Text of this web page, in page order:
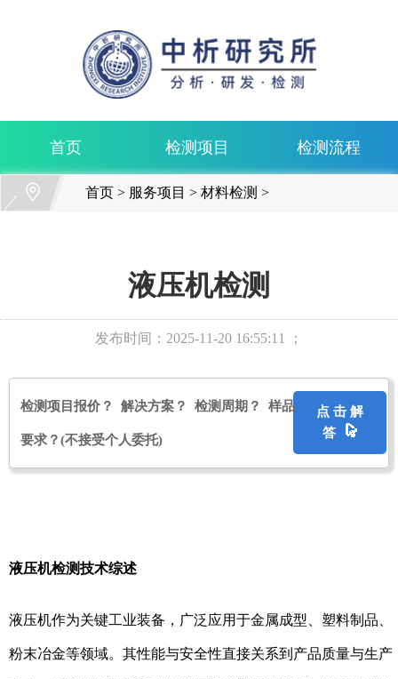
首页 检测项目 检测流程
首页 > 服务项目 > 材料检测 >
液压机检测
发布时间： 2025-11-20 16:55:11 ；
检测项目报价？ 解决方案？ 检测周期？ 样品
要求？(不接受个人委托)
点 击 解
答
液压机检测技术综述
液压机作为关键工业装备，广泛应用于金属成型、塑料制品、
粉末冶金等领域。其性能与安全性直接关系到产品质量与生产